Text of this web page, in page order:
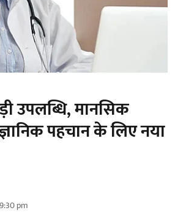
उपलब्धि, मानसिक
पहचान के लिए नया
pm